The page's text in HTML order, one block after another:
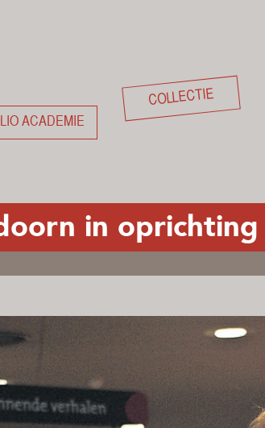
ACADEMIE
COLLECTIE
in oprichting